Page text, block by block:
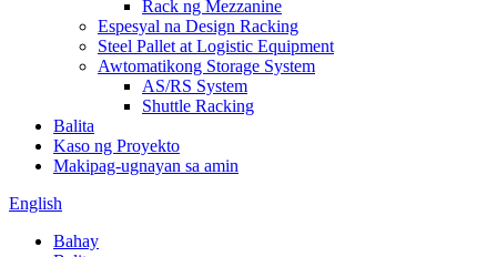
Rack ng Mezzanine
Espesyal na Design Racking
Steel Pallet at Logistic Equipment
Awtomatikong Storage System
AS/RS System
Shuttle Racking
Balita
Kaso ng Proyekto
Makipag-ugnayan sa amin
English
Bahay